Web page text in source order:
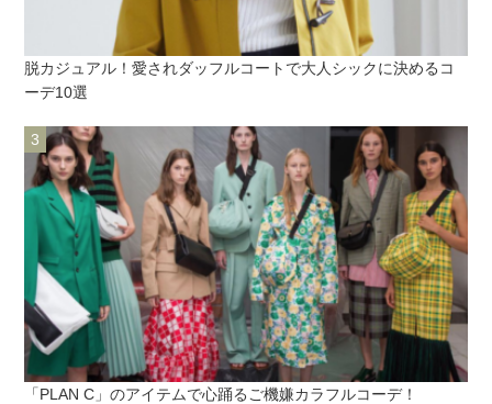
脱カジュアル！愛されダッフルコートで大人シックに決めるコ
ーデ10選
「PLAN C」のアイテムで心踊るご機嫌カラフルコーデ！